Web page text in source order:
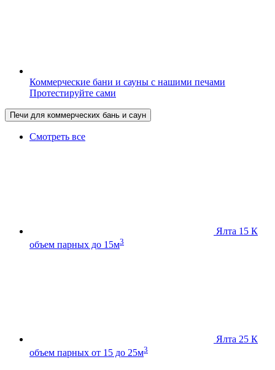
Коммерческие бани и сауны с нашими печами
Протестируйте сами
Печи для коммерческих бань и саун
Смотреть все
Ялта 15 К
объем парных до 15м3
Ялта 25 К
объем парных от 15 до 25м3